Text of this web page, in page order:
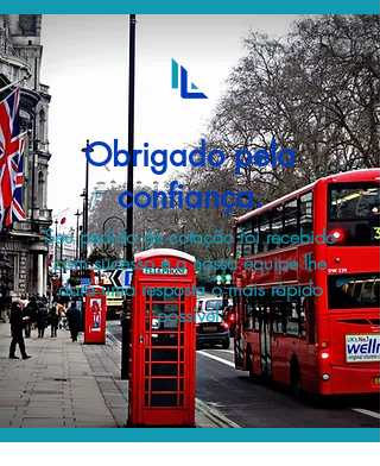
Obrigado pela
confiança.
Seu pedido de cotação foi recebido
com sucesso e a nossa equipe lhe
dará uma resposta o mais rápido
possível.